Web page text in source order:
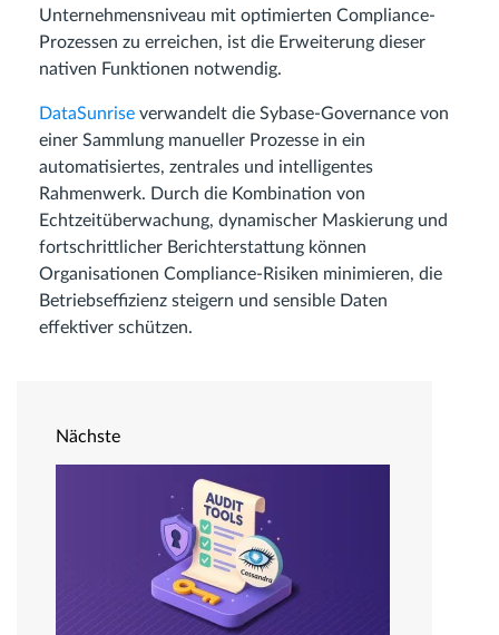
Unternehmensniveau mit optimierten Compliance-
Prozessen zu erreichen, ist die Erweiterung dieser
nativen Funktionen notwendig.
DataSunrise verwandelt die Sybase-Governance von
einer Sammlung manueller Prozesse in ein
automatisiertes, zentrales und intelligentes
Rahmenwerk. Durch die Kombination von
Echtzeitüberwachung, dynamischer Maskierung und
fortschrittlicher Berichterstattung können
Organisationen Compliance-Risiken minimieren, die
Betriebseffizienz steigern und sensible Daten
effektiver schützen.
Nächste